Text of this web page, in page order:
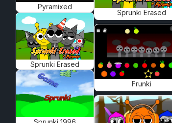
Pyramixed
Sprunki Erased
Sprunki Erased
Frunki